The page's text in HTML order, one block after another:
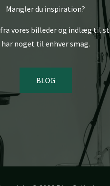
Mangler du inspiration?
vores billeder og indlæg til
har noget til enhver smag.
BLOG